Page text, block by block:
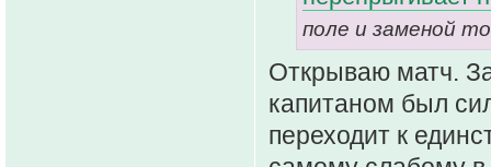
поле и заменой
Открываю матч.
капитаном был
переходит к